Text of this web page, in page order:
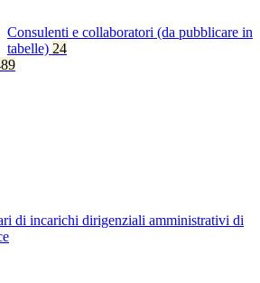
Consulenti e collaboratori (da pubblicare in
tabelle) 24
di incarichi dirigenziali amministrativi di